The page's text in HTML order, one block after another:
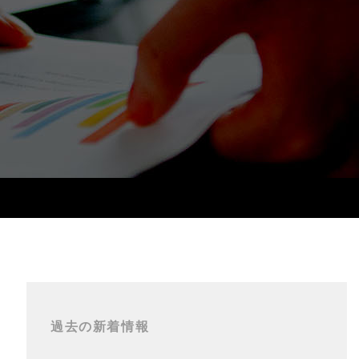
過去の新着情報